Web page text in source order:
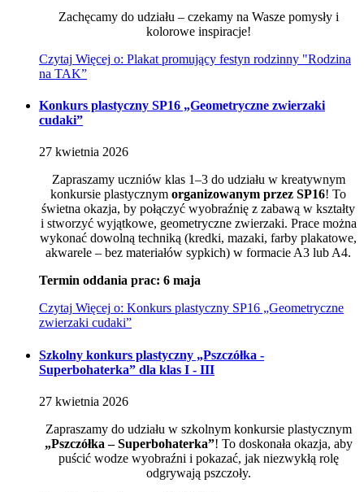
Zachęcamy do udziału – czekamy na Wasze pomysły i
kolorowe inspiracje!
Czytaj Więcej o: Plakat promujący festyn rodzinny "Rodzina
na TAK”
Konkurs plastyczny SP16 „Geometryczne zwierzaki
cudaki”
27 kwietnia 2026
Zapraszamy uczniów klas 1–3 do udziału w kreatywnym
konkursie plastycznym organizowanym przez SP16! To
świetna okazja, by połączyć wyobraźnię z zabawą w kształty
i stworzyć wyjątkowe, geometryczne zwierzaki. Prace można
wykonać dowolną techniką (kredki, mazaki, farby plakatowe,
akwarele – bez materiałów sypkich) w formacie A3 lub A4.
Termin oddania prac: 6 maja
Czytaj Więcej o: Konkurs plastyczny SP16 „Geometryczne
zwierzaki cudaki”
Szkolny konkurs plastyczny „Pszczółka -
Superbohaterka” dla klas I - III
27 kwietnia 2026
Zapraszamy do udziału w szkolnym konkursie plastycznym
„Pszczółka – Superbohaterka”! To doskonała okazja, aby
puścić wodze wyobraźni i pokazać, jak niezwykłą rolę
odgrywają pszczoły.